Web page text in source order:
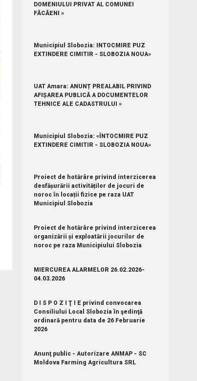
DOMENIULUI PRIVAT AL COMUNEI
FĂCĂENI »
Municipiul Slobozia: INTOCMIRE PUZ
EXTINDERE CIMITIR - SLOBOZIA NOUA»
UAT Amara: ANUNȚ PREALABIL PRIVIND
AFIȘAREA PUBLICĂ A DOCUMENTELOR
TEHNICE ALE CADASTRULUI »
Municipiul Slobozia: «ÎNTOCMIRE PUZ
EXTINDERE CIMITIR - SLOBOZIA NOUA»
Proiect de hotărâre privind interzicerea
desfășurării activităților de jocuri de
noroc în locații fizice pe raza UAT
Municipiul Slobozia
Proiect de hotărâre privind interzicerea
organizării și exploatării jocurilor de
noroc pe raza Municipiului Slobozia
MIERCUREA ALARMELOR 26.02.2026-
04.03.2026
D I S P O Z I Ţ I E privind convocarea
Consiliului Local Slobozia în şedinţă
ordinară pentru data de 26 Februarie
2026
Anunţ public - Autorizare ANMAP - SC
Moldova Farming Agricultura SRL